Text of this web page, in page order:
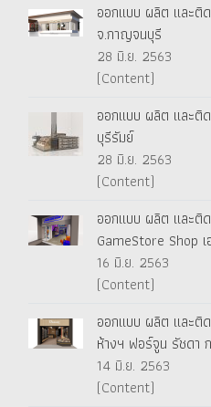
ออกแบบ ผลิต และติ
จ.กาญจนบุรี
28 มิ.ย. 2563
(Content)
ออกแบบ ผลิต และติ
บุรีรัมย์
28 มิ.ย. 2563
(Content)
ออกแบบ ผลิต และติ
GameStore Shop
16 มิ.ย. 2563
(Content)
ออกแบบ ผลิต และติ
ห้างฯ ฟอร์จูน รัชดา
14 มิ.ย. 2563
(Content)